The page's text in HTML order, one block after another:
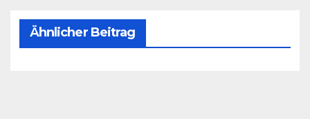
Ähnlicher Beitrag